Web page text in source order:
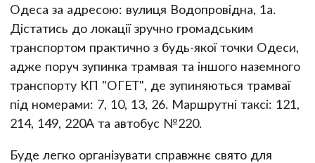
Одеса за адресою: вулиця Водопровідна, 1а.
Дістатись до локації зручно громадським
транспортом практично з будь-якої точки Одеси,
адже поруч зупинка трамвая та іншого наземного
транспорту КП "ОГЕТ", де зупиняються трамваї
під номерами: 7, 10, 13, 26. Маршрутні таксі: 121,
214, 149, 220А та автобус №220.
Буде легко організувати справжнє свято для